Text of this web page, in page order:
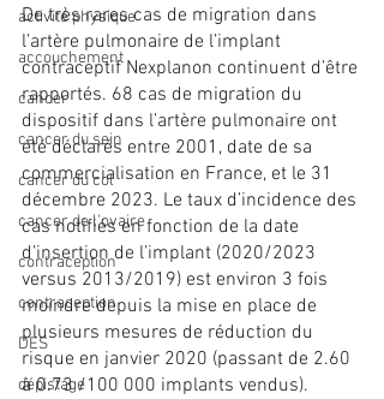
activité physique
accouchement
cancer
cancer du sein
cancer du col
cancer de l'ovaire
contraception
contraception
DES
dépistage
De très rares cas de migration dans
l’artère pulmonaire de l’implant
contraceptif Nexplanon continuent d’être
rapportés. 68 cas de migration du
dispositif dans l’artère pulmonaire ont
été déclarés entre 2001, date de sa
commercialisation en France, et le 31
décembre 2023. Le taux d’incidence des
cas notifiés en fonction de la date
d’insertion de l’implant (2020/2023
versus 2013/2019) est environ 3 fois
moindre depuis la mise en place de
plusieurs mesures de réduction du
risque en janvier 2020 (passant de 2.60
à 0.73 /100 000 implants vendus).